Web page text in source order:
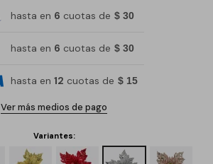
hasta en 6 cuotas de $ 30
hasta en 6 cuotas de $ 30
hasta en 12 cuotas de $ 15
Ver más medios de pago
Variantes: